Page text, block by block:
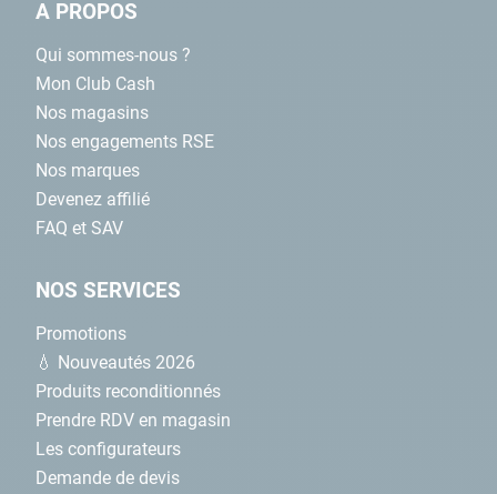
A PROPOS
Qui sommes-nous ?
Mon Club Cash
Nos magasins
Nos engagements RSE
Nos marques
Devenez affilié
FAQ et SAV
NOS SERVICES
Promotions
💧 Nouveautés 2026
Produits reconditionnés
Prendre RDV en magasin
Les configurateurs
Demande de devis